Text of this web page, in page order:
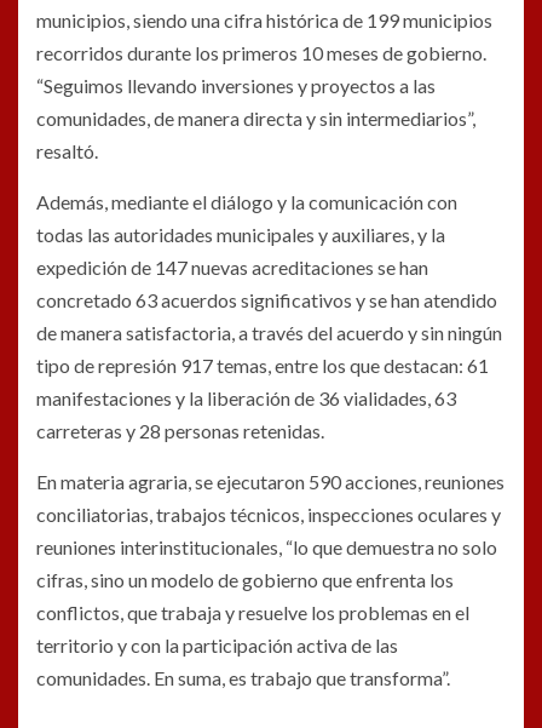
municipios, siendo una cifra histórica de 199 municipios
recorridos durante los primeros 10 meses de gobierno.
“Seguimos llevando inversiones y proyectos a las
comunidades, de manera directa y sin intermediarios”,
resaltó.
Además, mediante el diálogo y la comunicación con
todas las autoridades municipales y auxiliares, y la
expedición de 147 nuevas acreditaciones se han
concretado 63 acuerdos significativos y se han atendido
de manera satisfactoria, a través del acuerdo y sin ningún
tipo de represión 917 temas, entre los que destacan: 61
manifestaciones y la liberación de 36 vialidades, 63
carreteras y 28 personas retenidas.
En materia agraria, se ejecutaron 590 acciones, reuniones
conciliatorias, trabajos técnicos, inspecciones oculares y
reuniones interinstitucionales, “lo que demuestra no solo
cifras, sino un modelo de gobierno que enfrenta los
conflictos, que trabaja y resuelve los problemas en el
territorio y con la participación activa de las
comunidades. En suma, es trabajo que transforma”.